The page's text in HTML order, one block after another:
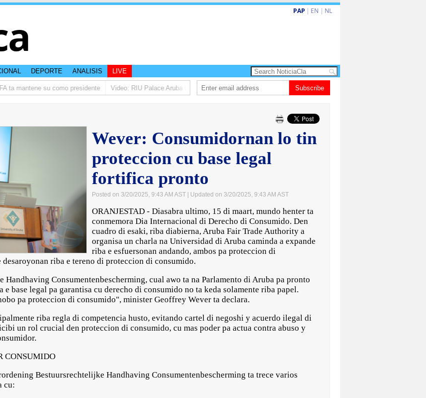
PAP | EN | NL
DEPORTE ANALISIS LIVE
mantene su como presidente Video: RIU Palace Aruba ta eleva turismo premium cu renobacion di US$106 miyon
Subscribe
Wever: Consumidornan lo tin
proteccion cu base legal
fortifica pronto
Posted on 3/20/2025, 9:43 AM AST | Updated on 3/20/2025, 9:43 AM AST
ORANJESTAD - Diasabra ultimo, 15 di maart, mundo henter ta
conmemora Dia Internacional di Derecho di Consumido. Den
cuadro di esaki, riba diabierna, Aruba Fair Trade Authority a
organisa un charla na Universidad di Aruba caminda a expande
riba e esfuersonan andando, ambos pa proteccion di
riba e tereno di proteccion di consumido.
Consumentenbescherming, cual awo ta na Parlamento di Aruba pa pronto
base legal pa garantisa cu derecho di consumido no ta keda solamente riba papel.
pa proteccion di consumido", minister Geoffrey Wever ta declara.
riba regla di competencia husto, evitando cartel di negoshi y acuerdo ilegal di
un rol crucial den proteccion di consumido, cu mas poder pa actua contra abuso y
CONSUMIDO
Bestuursrechtelijke Handhaving Consumentenbescherming ta trece varios
cu: